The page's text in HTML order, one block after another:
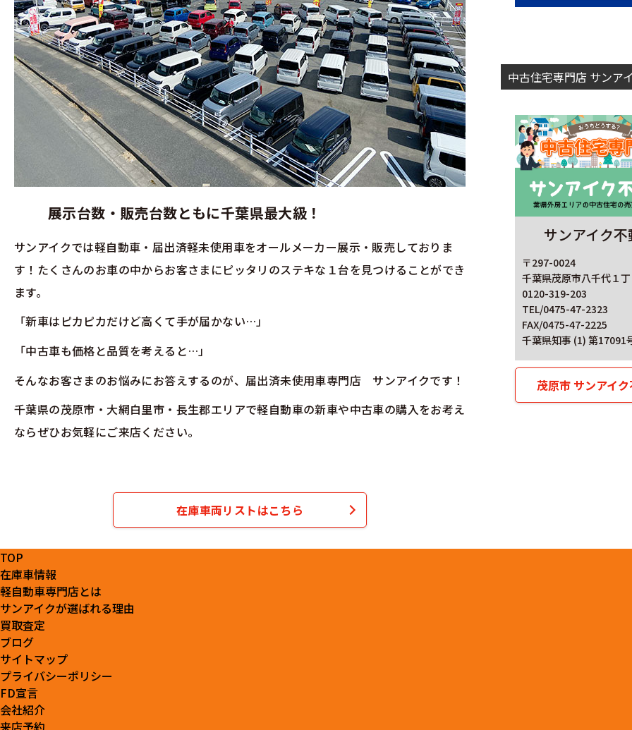
展示台数・販売台数ともに千葉県最大級！
サンアイクでは軽自動車・届出済軽未使用車をオールメーカー展示・販売しておりま
す！たくさんのお車の中からお客さまにピッタリのステキな１台を見つけることができ
ます。
「新車はピカピカだけど高くて手が届かない…」
「中古車も価格と品質を考えると…」
そんなお客さまのお悩みにお答えするのが、届出済未使用車専門店 サンアイクです！
千葉県の茂原市・大網白里市・長生郡エリアで軽自動車の新車や中古車の購入をお考え
ならぜひお気軽にご来店ください。
在庫車両リストはこちら
中古住宅専門店 サンア
サンアイク不
〒297-0024
千葉県茂原市八千代１
0120-319-203
TEL/0475-47-2323
FAX/0475-47-2225
千葉県知事 (1) 第17091
茂原市 サンアイ
TOP
在庫車情報
軽自動車専門店とは
サンアイクが選ばれる理由
買取査定
ブログ
サイトマップ
プライバシーポリシー
FD宣言
会社紹介
来店予約